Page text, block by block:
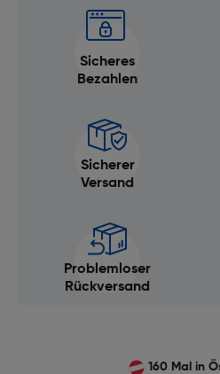
Sicheres
Bezahlen
Sicherer
Versand
Problemloser
Rückversand
160 Mal in